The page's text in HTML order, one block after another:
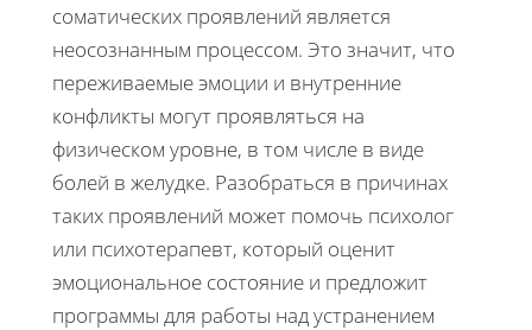
соматических проявлений является
неосознанным процессом. Это значит, что
переживаемые эмоции и внутренние
конфликты могут проявляться на
физическом уровне, в том числе в виде
болей в желудке. Разобраться в причинах
таких проявлений может помочь психолог
или психотерапевт, который оценит
эмоциональное состояние и предложит
программы для работы над устранением